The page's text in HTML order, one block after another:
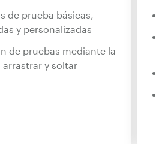
de prueba básicas,
y personalizadas
de pruebas mediante la
y soltar